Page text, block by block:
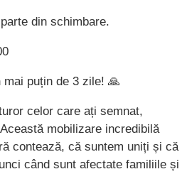
din schimbare.
puțin de 3 zile! 🙏
celor care ați semnat,
mobilizare incredibilă
contează, că suntem uniți și că
când sunt afectate familiile și